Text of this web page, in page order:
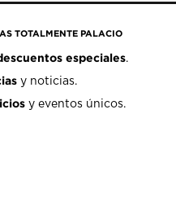
TOTALMENTE PALACIO
especiales.
y noticias.
y eventos únicos.